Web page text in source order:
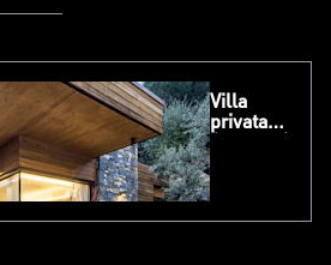
in alluminio di DOMAL troverai
Villa
privata